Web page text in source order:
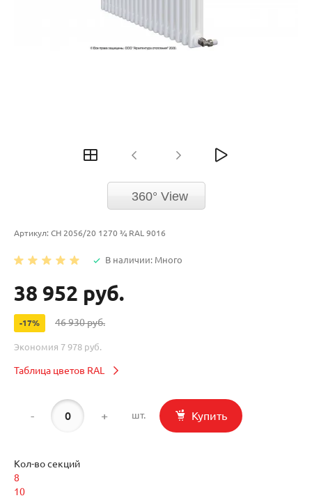
360° View
Артикул: CH 2056/20 1270 ¾ RAL 9016
В наличии: Много
38 952 руб.
-17% 46 930 руб.
Экономия 7 978 руб.
Таблица цветов RAL
- + шт. Купить
Кол-во секций
8
10